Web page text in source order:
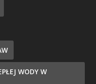
WODY W